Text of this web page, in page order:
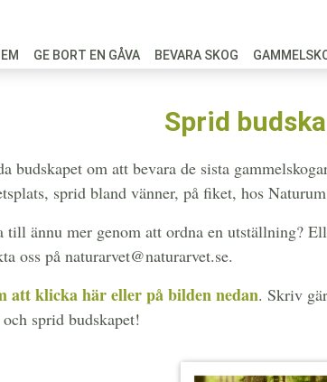
GE BORT EN GÅVA BEVARA SKOG
Sprid
budskapet om att bevara de sista
sprid bland vänner, på fiket, hos
ännu mer genom att ordna en utställning?
oss på naturarvet@naturarvet.se.
att klicka här eller på bilden nedan. Skriv
sprid budskapet!